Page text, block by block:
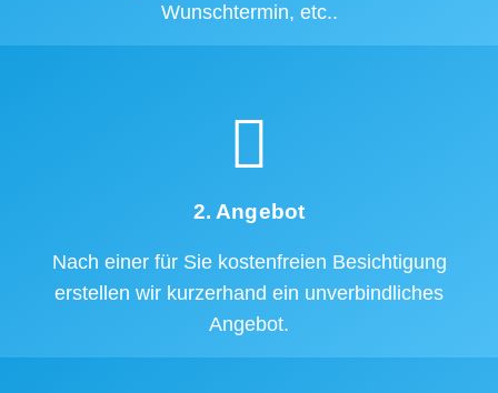
Wunschtermin, etc..
2. Angebot
Nach einer für Sie kostenfreien Besichtigung
erstellen wir kurzerhand ein unverbindliches
Angebot.